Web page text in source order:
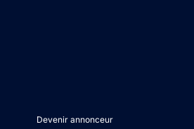
Devenir annonceur